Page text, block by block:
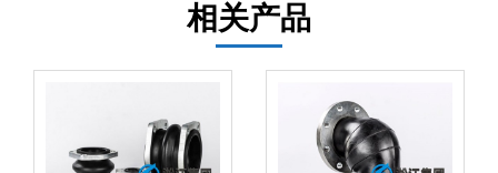
相关产品